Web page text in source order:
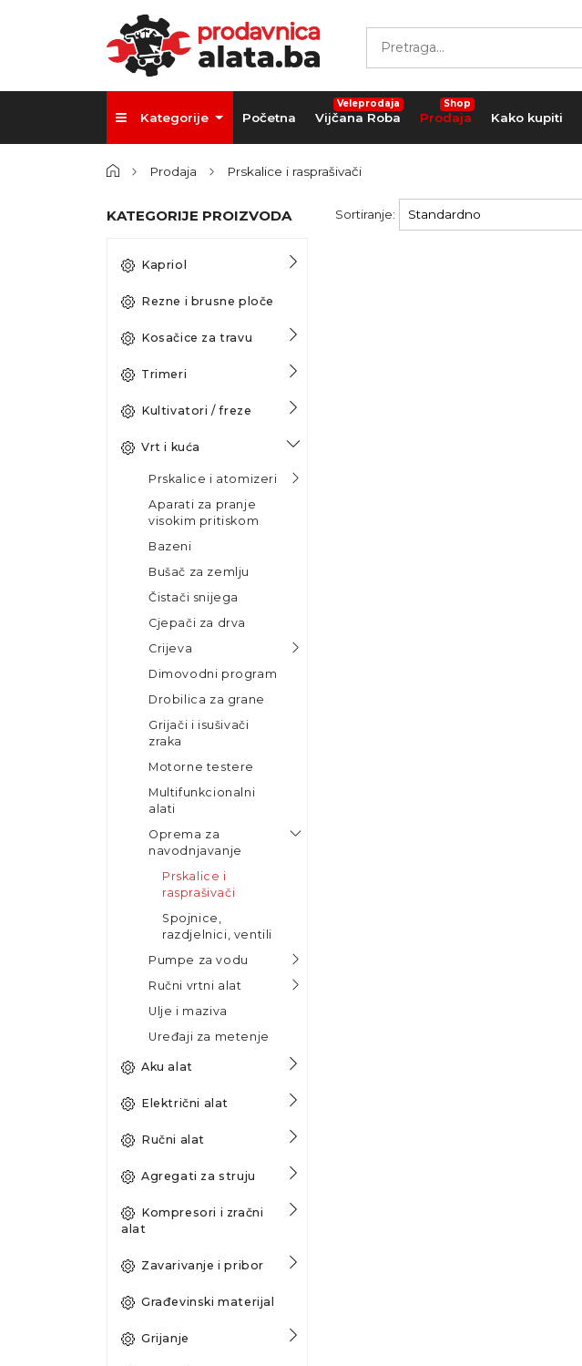
Kategorije Početna Vijčana Roba
Veleprodaja
Prodaja
Shop
Kako kupiti
Prodaja Prskalice i rasprašivači
KATEGORIJE PROIZVODA
Kapriol
Rezne i brusne ploče
Kosačice za travu
Trimeri
Kultivatori / freze
Vrt i kuća
Prskalice i atomizeri
Aparati za pranje
visokim pritiskom
Bazeni
Bušač za zemlju
Čistači snijega
Cjepači za drva
Crijeva
Dimovodni program
Drobilica za grane
Grijači i isušivači
zraka
Motorne testere
Multifunkcionalni
alati
Oprema za
navodnjavanje
Prskalice i
rasprašivači
Spojnice,
razdjelnici, ventili
Pumpe za vodu
Ručni vrtni alat
Ulje i maziva
Uređaji za metenje
Aku alat
Električni alat
Ručni alat
Agregati za struju
Kompresori i zračni
alat
Zavarivanje i pribor
Građevinski materijal
Grijanje
Sortiranje: